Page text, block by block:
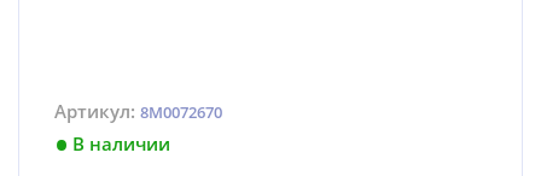
Артикул: 8M0072670
В наличии